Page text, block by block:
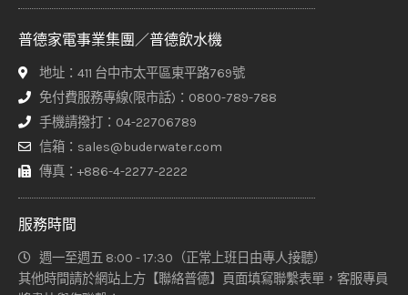
普德家電事業集團／普德飲水機
地址：411 台中市太平區東平路769號
免付費服務專線(限市話)：0800-789-788
手機請撥打：04-22706789
信箱：sales@buderwater.com
傳真：+886-4-2277-2222
服務時間
週一至週五 8:00 - 17:30（正常上班日由專人接聽）
其他時間請於網站上方【聯絡普德】頁面填寫聯繫表單，客服專員